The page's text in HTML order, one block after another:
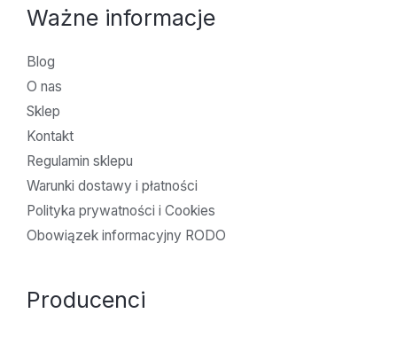
Ważne informacje
Blog
O nas
Sklep
Kontakt
Regulamin sklepu
Warunki dostawy i płatności
Polityka prywatności i Cookies
Obowiązek informacyjny RODO
Producenci